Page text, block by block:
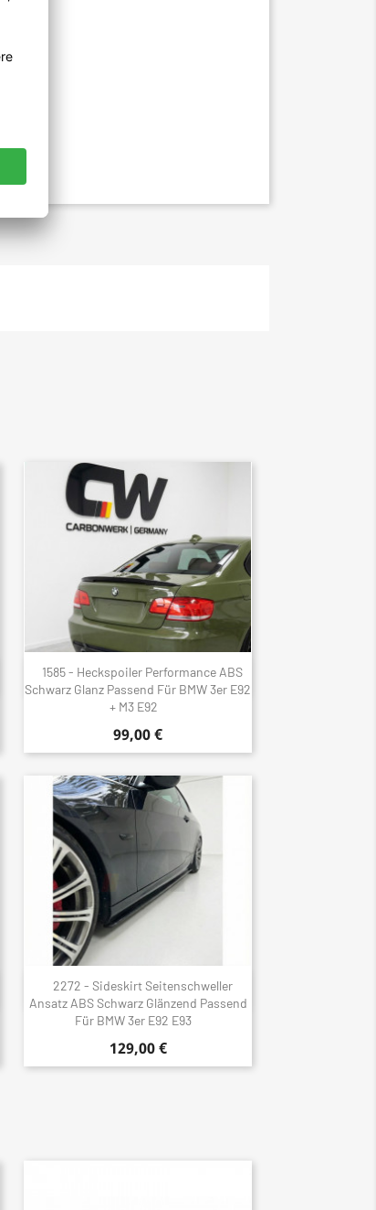
1585 - Heckspoiler Performance ABS
Schwarz Glanz Passend Für BMW 3er E92
+ M3 E92
99,00 €
Schnellansicht
2272 - Sideskirt Seitenschweller
Ansatz ABS Schwarz Glänzend Passend
Für BMW 3er E92 E93
129,00 €
Schnellansicht